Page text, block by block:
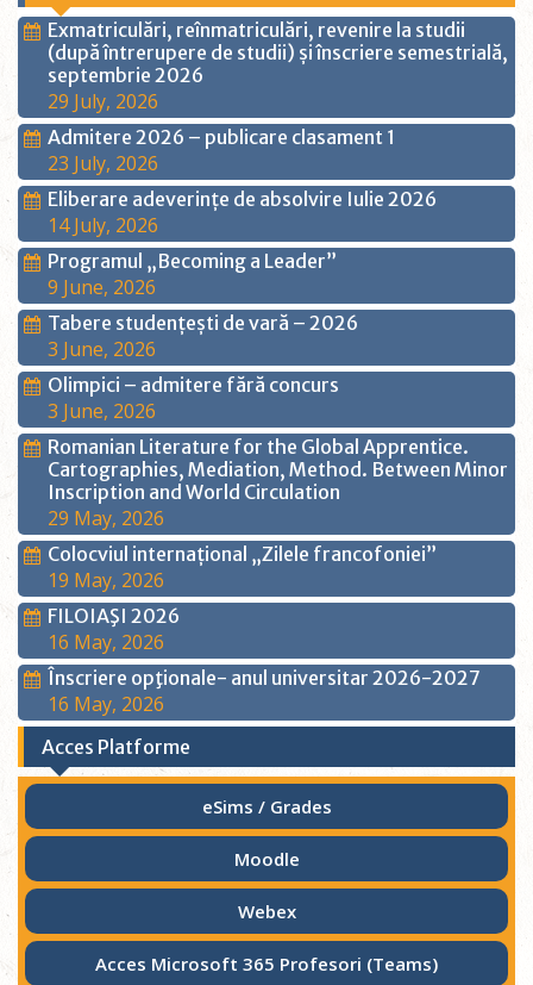
Exmatriculări, reînmatriculări, revenire la studii
(după întrerupere de studii) și înscriere semestrială,
septembrie 2026
29 July, 2026
Admitere 2026 – publicare clasament 1
23 July, 2026
Eliberare adeverințe de absolvire Iulie 2026
14 July, 2026
Programul „Becoming a Leader”
9 June, 2026
Tabere studențești de vară – 2026
3 June, 2026
Olimpici – admitere fără concurs
3 June, 2026
Romanian Literature for the Global Apprentice.
Cartographies, Mediation, Method. Between Minor
Inscription and World Circulation
29 May, 2026
Colocviul internațional „Zilele francofoniei”
19 May, 2026
FILOIAŞI 2026
16 May, 2026
Înscriere opţionale- anul universitar 2026-2027
16 May, 2026
Acces Platforme
eSims / Grades
Moodle
Webex
Acces Microsoft 365 Profesori (Teams)